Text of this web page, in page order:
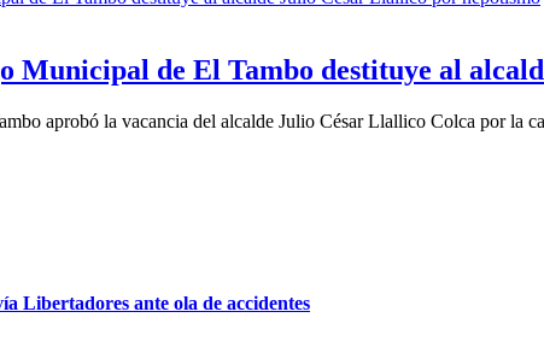
Municipal de El Tambo destituye al
aprobó la vacancia del alcalde Julio César Llallico Colca por la
Libertadores ante ola de accidentes